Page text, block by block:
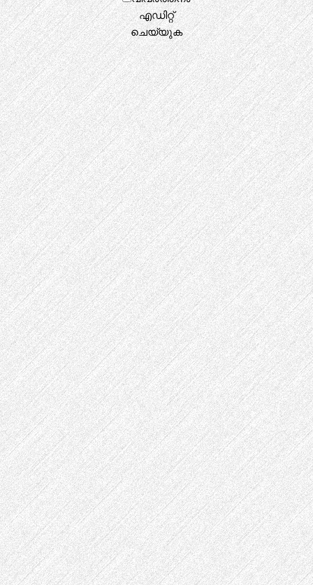
എഡിറ്റ്
ചെയ്യുക